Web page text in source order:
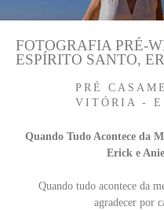
PRÉ
VITÓRIA -
FOTOGRAFIA PRÉ-
ESPÍRITO SANTO,
Quando Tudo Acontece da
Erick e
Quando tudo acontece da
agradecer por